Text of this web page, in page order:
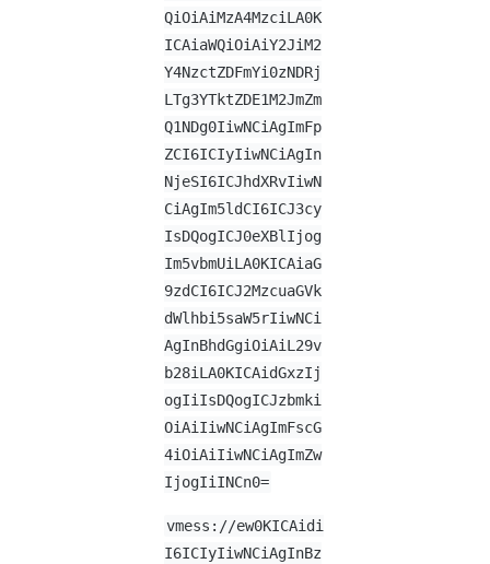
QiOiAiMzA4MzciLA0K
ICAiaWQiOiAiY2JiM2
Y4NzctZDFmYi0zNDRj
LTg3YTktZDE1M2JmZm
Q1NDg0IiwNCiAgImFp
ZCI6ICIyIiwNCiAgIn
NjeSI6ICJhdXRvIiwN
CiAgIm5ldCI6ICJ3cy
IsDQogICJ0eXBlIjog
Im5vbmUiLA0KICAiaG
9zdCI6ICJ2MzcuaGVk
dWlhbi5saW5rIiwNCi
AgInBhdGgiOiAiL29v
b28iLA0KICAidGxzIj
ogIiIsDQogICJzbmki
OiAiIiwNCiAgImFscG
4iOiAiIiwNCiAgImZw
IjogIiINCn0=
vmess://ew0KICAidi
I6ICIyIiwNCiAgInBz